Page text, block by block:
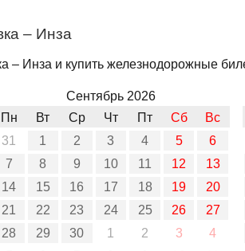
– Инза
– Инза и купить железнодорожные
Сентябрь 2026
Пн
Вт Ср Чт Пт Сб
Вс
31
1 2 3 4 5
6
7
8 9 10 11 12
13
14
15 16 17 18 19
20
21
22 23 24 25 26
27
28
29 30 1 2 3
4